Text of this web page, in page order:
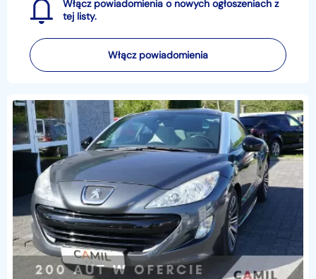
Włącz powiadomienia o nowych ogłoszeniach z
tej listy.
Włącz powiadomienia